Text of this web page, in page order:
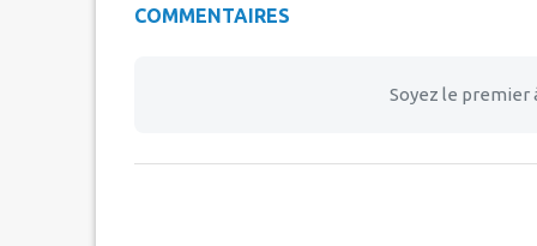
COMMENTAIRES
Soyez le premier